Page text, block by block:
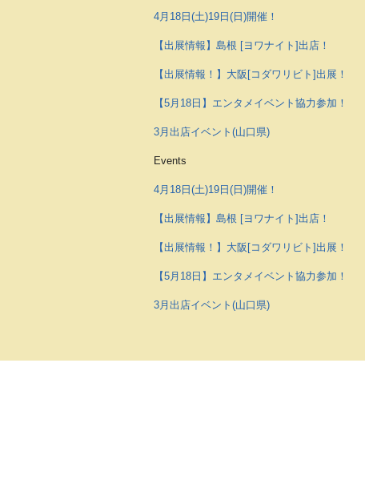
4月18日(土)19日(日)開催！
【出展情報】島根 [ヨワナイト]出店！
【出展情報！】大阪[コダワリビト]出展！
【5月18日】エンタメイベント協力参加！
3月出店イベント(山口県)
Events
4月18日(土)19日(日)開催！
【出展情報】島根 [ヨワナイト]出店！
【出展情報！】大阪[コダワリビト]出展！
【5月18日】エンタメイベント協力参加！
3月出店イベント(山口県)